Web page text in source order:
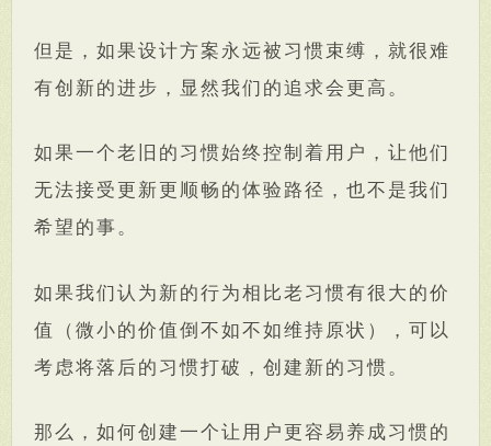
但是，如果设计方案永远被习惯束缚，就很难
有创新的进步，显然我们的追求会更高。
如果一个老旧的习惯始终控制着用户，让他们
无法接受更新更顺畅的体验路径，也不是我们
希望的事。
如果我们认为新的行为相比老习惯有很大的价
值（微小的价值倒不如不如维持原状），可以
考虑将落后的习惯打破，创建新的习惯。
那么，如何创建一个让用户更容易养成习惯的